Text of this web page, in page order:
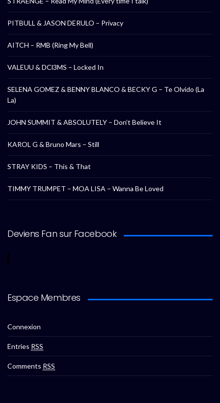
PITBULL & JASON DERULO – Privacy
AITCH – RMB (Ring My Bell)
VALEUU & DCl3MS – Locked In
SELENA GOMEZ & BENNY BLANCO & BECKY G – Te Olvido (La
La)
JOHN SUMMIT & ABSOLUTELY – Don’t Believe It
KAROL G & Bruno Mars – Still
STRAY KIDS – This & That
TIMMY TRUMPET – MOA LISA – Wanna Be Loved
Deviens Fan sur Facebook
Espace Membres
Connexion
Entries RSS
Comments RSS